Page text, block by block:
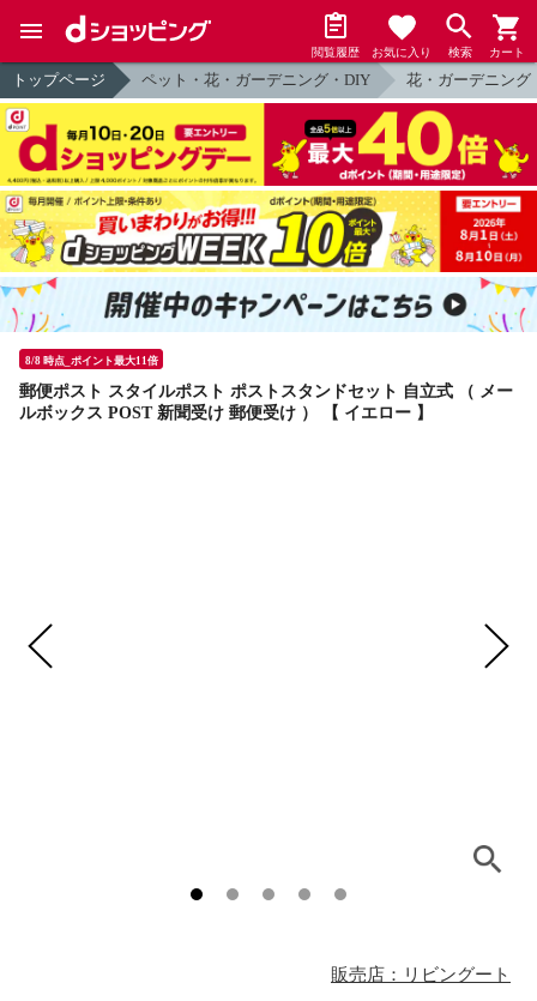
閲覧履歴 お気に入り 検索 カート
トップページ ペット・花・ガーデニング・DIY 花・ガーデニング
8/8 時点_ポイント最大11倍
郵便ポスト スタイルポスト ポストスタンドセット 自立式 （ メー
ルボックス POST 新聞受け 郵便受け ） 【 イエロー 】
販売店：リビングート